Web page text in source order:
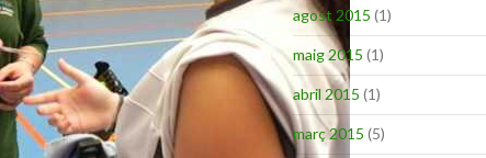
agost 2015 (1)
maig 2015 (1)
abril 2015 (1)
març 2015 (5)